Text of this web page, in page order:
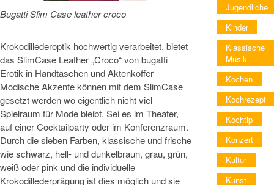
Bugatti Slim Case leather croco
Krokodillederoptik hochwertig verarbeitet, bietet
das SlimCase Leather „Croco“ von bugatti
Erotik in Handtaschen und Aktenkoffer
Modische Akzente können mit dem SlimCase
gesetzt werden wo eigentlich nicht viel
Spielraum für Mode bleibt. Sei es im Theater,
auf einer Cocktailparty oder im Konferenzraum.
Durch die sieben Farben, klassische und frische
wie schwarz, hell- und dunkelbraun, grau, grün,
weiß oder pink und die individuelle
Krokodillederprägung ist dies möglich und sie
Jugendliche
Kinder
Klassische
Musik
Kochen
Kochrezept
Kochtip
Konzert
Kultur
Kunst